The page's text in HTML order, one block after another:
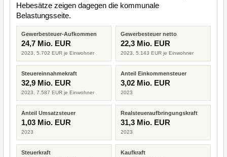
Hebesätze zeigen dagegen die kommunale
Belastungsseite.
Gewerbesteuer-Aufkommen
24,7 Mio. EUR
2023, 5.702 EUR je Einwohner
Gewerbesteuer netto
22,3 Mio. EUR
2023, 5.143 EUR je Einwohner
Steuereinnahmekraft
32,9 Mio. EUR
2023, 7.587 EUR je Einwohner
Anteil Einkommensteuer
3,02 Mio. EUR
2023
Anteil Umsatzsteuer
1,03 Mio. EUR
2023
Realsteueraufbringungskraft
31,3 Mio. EUR
2023
Steuerkraft Kaufkraft